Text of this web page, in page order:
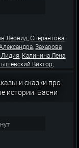
Леонид ,Сперантова
,Захарова
Калинина Лена
Виктор
и сказки про
истории. Басни